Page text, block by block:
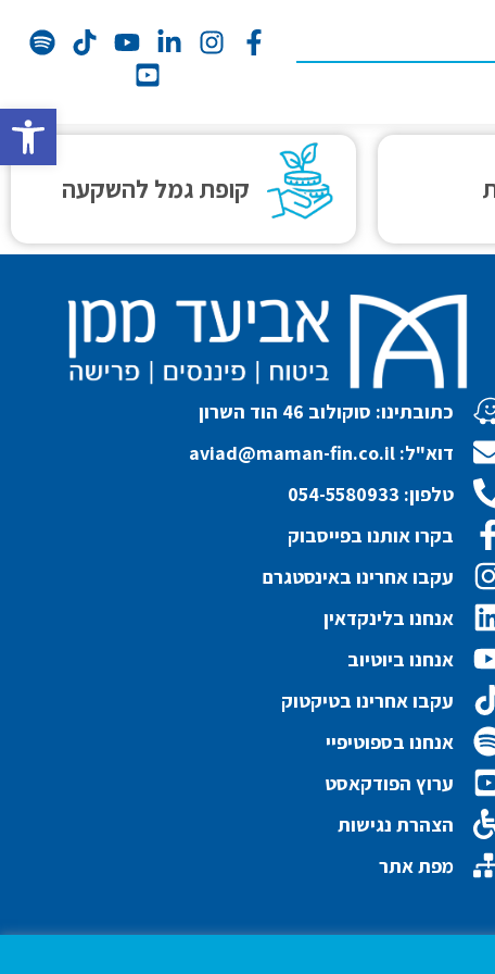
פתח
קופת גמל להשקעה
כתובתינו: סוקולוב 46 הוד השרון
דוא"ל: aviad@maman-fin.co.il
טלפון: 054-5580933
בקרו אותנו בפייסבוק
עקבו אחרינו באינסטגרם
אנחנו בלינקדאין
אנחנו ביוטיוב
עקבו אחרינו בטיקטוק
אנחנו בספוטיפיי
ערוץ הפודקאסט
הצהרת נגישות
מפת אתר